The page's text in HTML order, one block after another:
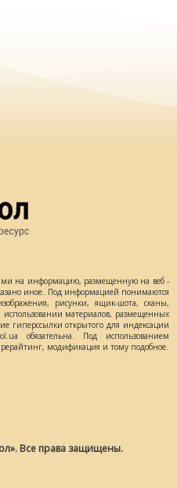
на информацию, размещенную на веб -
иное. Под информацией понимаются
рисунки, ящик-шота, сканы,
материалов, размещенных
гиперссылки открытого для индексации
обязательна. Под использованием
модификация и тому подобное.
Все права защищены.